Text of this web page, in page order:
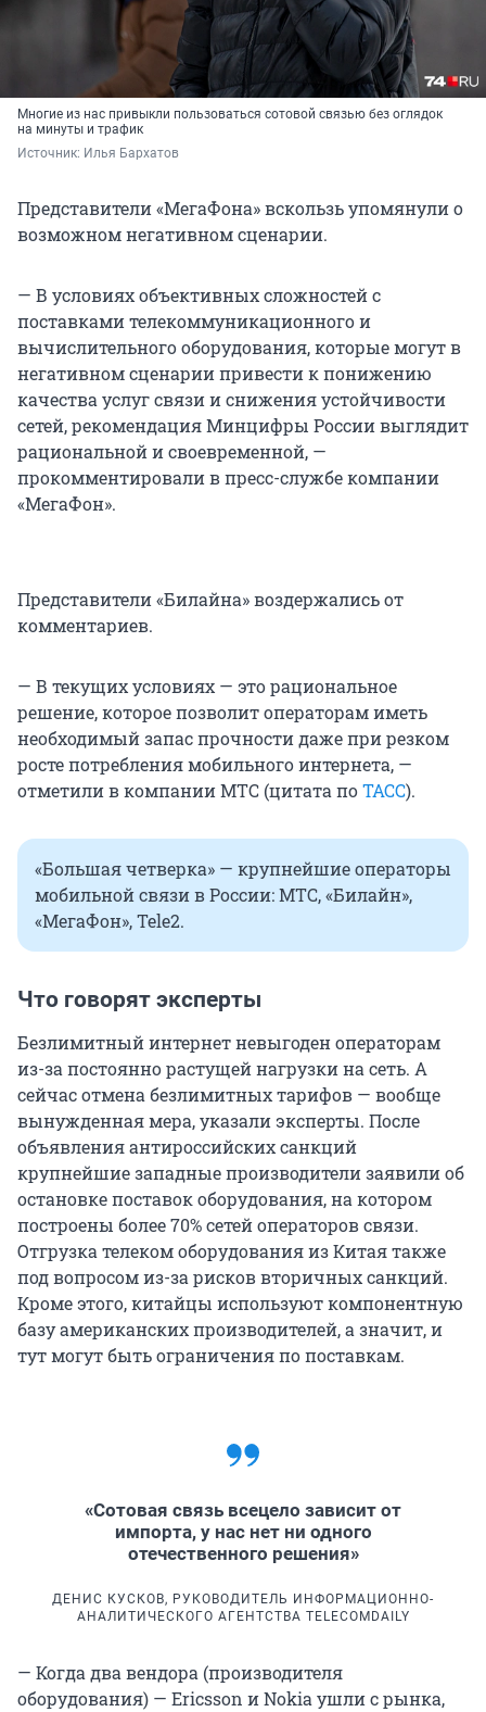
Многие из нас привыкли пользоваться сотовой связью без оглядок
на минуты и трафик
Источник: Илья Бархатов
Представители «МегаФона» вскользь упомянули о
возможном негативном сценарии.
— В условиях объективных сложностей с
поставками телекоммуникационного и
вычислительного оборудования, которые могут в
негативном сценарии привести к понижению
качества услуг связи и снижения устойчивости
сетей, рекомендация Минцифры России выглядит
рациональной и своевременной, —
прокомментировали в пресс-службе компании
«МегаФон».
Представители «Билайна» воздержались от
комментариев.
— В текущих условиях — это рациональное
решение, которое позволит операторам иметь
необходимый запас прочности даже при резком
росте потребления мобильного интернета, —
отметили в компании МТС (цитата поТАСС).
«Большая четверка» — крупнейшие операторы
мобильной связи в России: МТС, «Билайн»,
«МегаФон», Tele2.
Что говорят эксперты
Безлимитный интернет невыгоден операторам
из-за постоянно растущей нагрузки на сеть. А
сейчас отмена безлимитных тарифов — вообще
вынужденная мера, указали эксперты. После
объявления антироссийских санкций
крупнейшие западные производители заявили об
остановке поставок оборудования, на котором
построены более 70% сетей операторов связи.
Отгрузка телеком оборудования из Китая также
под вопросом из-за рисков вторичных санкций.
Кроме этого, китайцы используют компонентную
базу американских производителей, а значит, и
тут могут быть ограничения по поставкам.
«Сотовая связь всецело зависит от
импорта, у нас нет ни одного
отечественного решения»
ДЕНИС КУСКОВ, РУКОВОДИТЕЛЬ ИНФОРМАЦИОННО-
АНАЛИТИЧЕСКОГО АГЕНТСТВА TELECOMDAILY
— Когда два вендора (производителя
оборудования) — Ericsson и Nokia ушли с рынка,